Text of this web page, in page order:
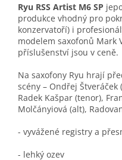
Ryu RSS Artist M6 SP je
produkce vhodný pro
konzervatoří) i
modelem saxofonů Mark
příslušenství jsou v ceně.
Na saxofony Ryu hrají
scény – Ondřej
Radek Kašpar (tenor),
Molčányiová (alt),
- vyvážené registry a
- lehký ozev